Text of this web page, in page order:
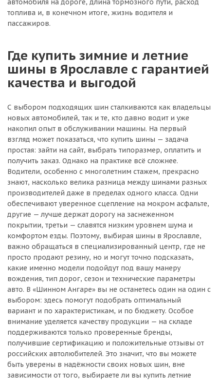
автомобиля на дороге, длина тормозного пути, расход
топлива и, в конечном итоге, жизнь водителя и
пассажиров.
Где купить зимние и летние
шины в Ярославле с гарантией
качества и выгодой
С выбором подходящих шин сталкиваются как владельцы
новых автомобилей, так и те, кто давно водит и уже
накопил опыт в обслуживании машины. На первый
взгляд может показаться, что купить шины — задача
простая: зайти на сайт, выбрать типоразмер, оплатить и
получить заказ. Однако на практике всё сложнее.
Водители, особенно с многолетним стажем, прекрасно
знают, насколько велика разница между шинами разных
производителей даже в пределах одного класса. Одни
обеспечивают уверенное сцепление на мокром асфальте,
другие — лучше держат дорогу на заснеженном
покрытии, третьи — славятся низким уровнем шума и
комфортом езды. Поэтому, выбирая шины в Ярославле,
важно обращаться в специализированный центр, где не
просто продают резину, но и могут точно подсказать,
какие именно модели подойдут под вашу манеру
вождения, тип дорог, сезон и технические параметры
авто. В «Шинном Ангаре» вы не останетесь один на один с
выбором: здесь помогут подобрать оптимальный
вариант и по характеристикам, и по бюджету. Особое
внимание уделяется качеству продукции — на складе
поддерживаются только проверенные бренды,
получившие сертификацию и положительные отзывы от
российских автолюбителей. Это значит, что вы можете
быть уверены в надёжности своих новых шин, вне
зависимости от того, выбираете ли вы купить летние